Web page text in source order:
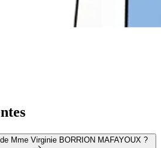
Mme Virginie BORRION MAFAYOUX ?